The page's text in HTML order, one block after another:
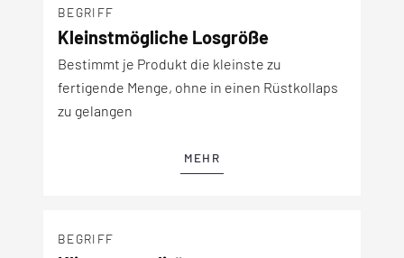
BEGRIFF
Kleinstmögliche Losgröße
Bestimmt je Produkt die kleinste zu
fertigende Menge, ohne in einen Rüstkollaps
zu gelangen
MEHR
BEGRIFF